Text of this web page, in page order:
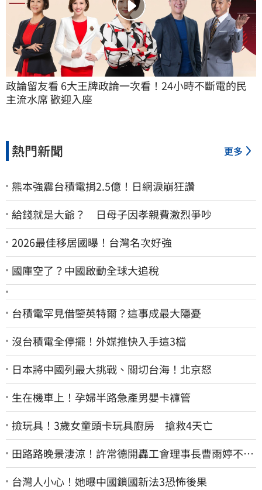
政論留友看 6大王牌政論一次看！24小時不斷電的民
主流水席 歡迎入座
熱門新聞 更多
熊本強震台積電捐2.5億！日網淚崩狂讚
給錢就是大爺？ 日母子因孝親費激烈爭吵
2026最佳移居國曝！台灣名次好強
國庫空了？中國啟動全球大追稅
台積電罕見借鑒英特爾？這事成最大隱憂
沒台積電全停擺！外媒推快入手這3檔
日本將中國列最大挑戰、關切台海！北京怒
生在機車上！孕婦半路急產男嬰卡褲管
撿玩具！3歲女童頭卡玩具廚房 搶救4天亡
田路路晚景淒涼！許常德開轟工會理事長曹雨婷不忍
了：別只包紅包慰問
台灣人小心！她曝中國鎖國新法3恐怖後果